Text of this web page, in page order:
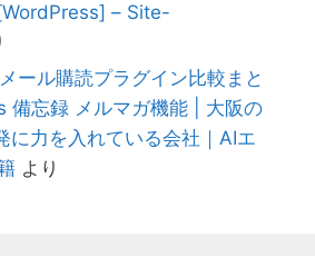
– Site-
ール購読プラグイン比較まと
備忘録 メルマガ機能 | 大阪の
に力を入れている会社｜AIエ
より